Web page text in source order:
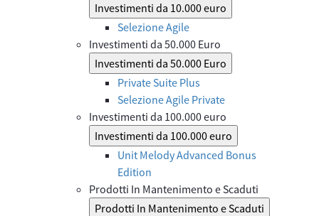
Investimenti da 10.000 euro
Selezione Agile
Investimenti da 50.000 Euro
Investimenti da 50.000 Euro
Private Suite Plus
Selezione Agile Private
Investimenti da 100.000 euro
Investimenti da 100.000 euro
Unit Melody Advanced Bonus
Edition
Prodotti In Mantenimento e Scaduti
Prodotti In Mantenimento e Scaduti